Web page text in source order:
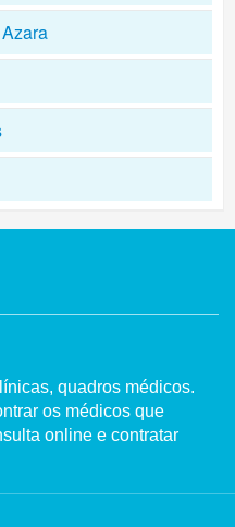
quadros médicos.
os médicos que
online e contratar